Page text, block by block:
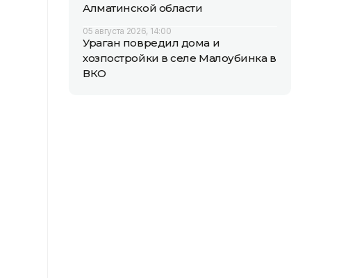
Алматинской области
05 августа 2026, 14:00
Ураган повредил дома и
хозпостройки в селе Малоубинка в
ВКО